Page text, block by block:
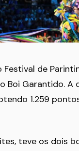
de
Boi Garantido.
1.259
teve os dois